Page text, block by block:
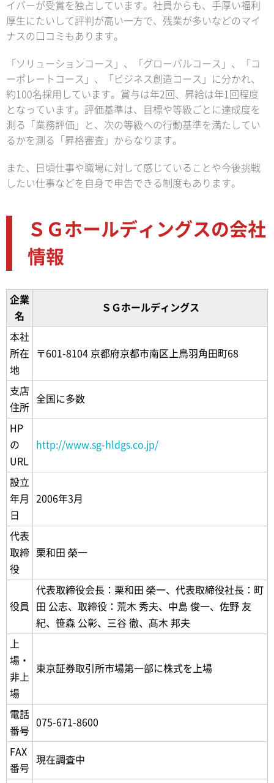
イバーが受賞を独占しています。社員からも、手厚い福利
厚生にたいして評判が高い一方で、残業が多いなどのマイ
ナスの口コミもあります。
「ソリューションコース」、「グローバルコース」、「コ
ーポレートコース」、「ビジネス創造コース」に分かれ、
約100名採用しています。賞与は年2回、昇給は年1回程度
となっています。評価基準は、目標や等級ごとに達成度を
測る「業務評価」と、次の等級への行動基準を満たしてい
るかを測る「昇格審査」からなります。
また、日頃仕事や職場に対して感じていることや今後挑戦
したい仕事などを自身で申告できる制度もあります。
ＳＧホールディングスの会社
情報
企業
名
ＳＧホールディングス
本社
所在
地
〒601-8104 京都府京都市南区上鳥羽角田町68
支店
住所
全国に多数
HP
の
URL
http://www.sg-hldgs.co.jp/
設立
年月
日
2006年3月
代表
取締
役
栗和田 榮一
役員
代表取締役会長：栗和田 榮一、代表取締役社長：町
田 公志、取締役：荒木 秀夫、中島 俊一、佐野 友
紀、笹森 公彰、三谷 徹、髙木 邦夫
上
場・
非上
場
東京証券取引所市場第一部に株式を上場
電話
番号
075-671-8600
FAX
番号
現在調査中